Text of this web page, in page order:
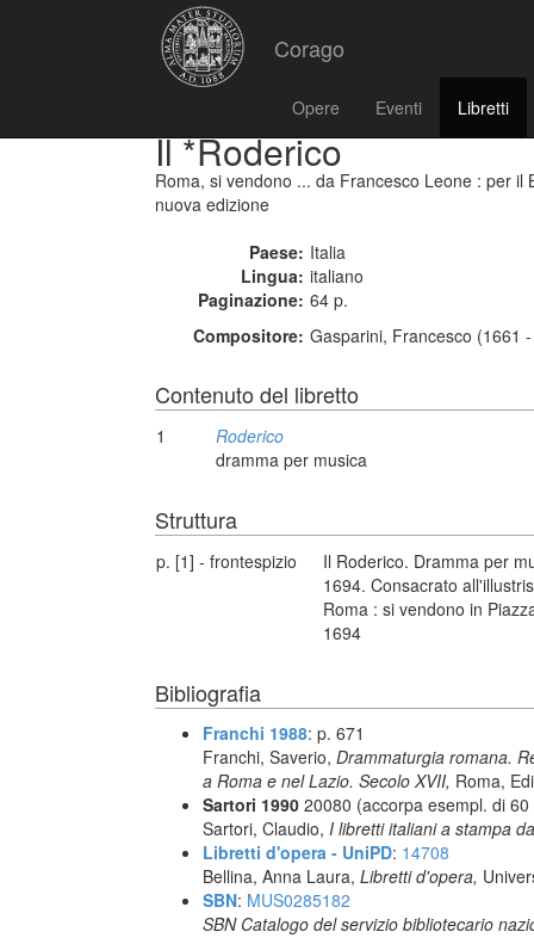
Corago
Opere Eventi Libretti
Il *Roderico
Roma, si vendono ... da Francesco Leone : per il
nuova edizione
Paese: Italia
Lingua: italiano
Paginazione: 64 p.
Compositore: Gasparini, Francesco (1661
Contenuto del libretto
1
Roderico
dramma per musica
Struttura
p. [1] - frontespizio
Il Roderico. Dramma per
1694. Consacrato
Roma : si vendono in
1694
Bibliografia
Franchi 1988: p. 671
Franchi, Saverio, Drammaturgia romana.
a Roma e nel Lazio. Secolo XVII, Roma,
Sartori 1990 20080 (accorpa esempl. di
Sartori, Claudio, I libretti italiani a stampa
Libretti d'opera - UniPD: 14708
Bellina, Anna Laura, Libretti d'opera,
SBN: MUS0285182
SBN Catalogo del servizio bibliotecario